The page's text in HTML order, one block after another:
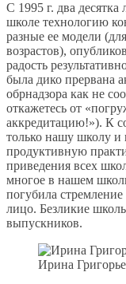
С 1995 г. два
школе технологию
разные ее модели
возрастов),
радость
была дико прервана
обрнадзора как не
откажетесь от
аккредитацию!»). К
только нашу школу и
продуктивную
приведения всех
многое в нашем
погубила
лицо. Безликие
выпускников.
Ирина